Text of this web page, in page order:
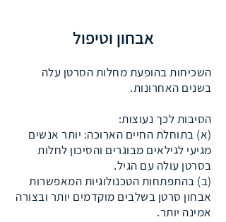
אבחון וטיפול
השכיחות בהופעת מחלות הסרטן עלה
בשנים האחרונות.
הסיבות לכך נעוצות:
(א) בתוחלת החיים הארוכה: יותר אנשים
מגיעי לגילאים מבוגרים והסיכון לחלות
בסרטן עולה עם הגיל.
(ב) בהתפתחות הטכנולוגיות המאפשרות
אבחון סרטן בשלבים מוקדמים יותר ובצורה
אמינה יותר.